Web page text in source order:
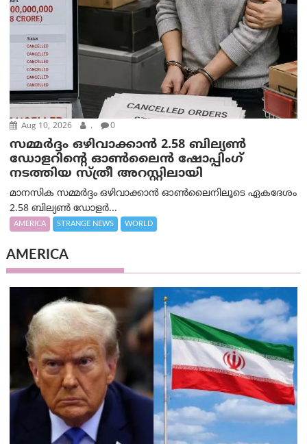
Aug 10, 2026 . 0
സമ്മര്‍ദ്ദം ഒഴിവാക്കാന്‍ 2.58 ബില്യൺ
ഡോളറിന്റെ ഓണ്‍ലൈന്‍ ഷോപ്പിംഗ്
നടത്തിയ സ്ത്രീ അറസ്റ്റിലായി
മാനസിക സമ്മര്‍ദ്ദം ഒഴിവാക്കാന്‍ ഓണ്‍ലൈനിലൂടെ ഏകദേശം
2.58 ബില്യൺ ഡോളർ...
AMERICA STRANGE NEWS WORLD
AMERICA